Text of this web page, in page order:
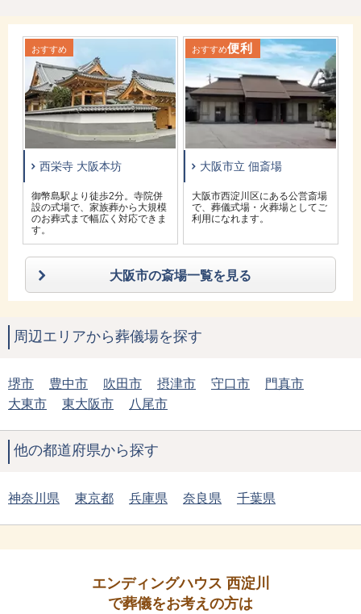
おすすめ
西栄寺 大阪本坊
御幣島駅より徒歩2分。寺院併
設の式場で、家族葬から大規模
のお葬式まで幅広く対応できま
す。
おすすめ便利
大阪市立 佃斎場
大阪市西淀川区にある公営斎場
で、葬儀式場・火葬場としてご
利用になれます。
大阪市の斎場一覧を見る
周辺エリアから葬儀場を探す
堺市 豊中市 吹田市 摂津市 守口市
門真市
大東市
東大阪市 八尾市
他の都道府県から探す
神奈川県 東京都 兵庫県 奈良県 千葉県
エンディングハウス 西淀川
で葬儀をお考えの方は